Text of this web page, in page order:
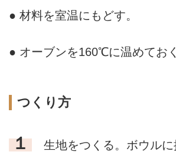
● 材料を室温にもどす。
● オーブンを160℃に温めておく
つくり方
１
生地をつくる。ボウルに